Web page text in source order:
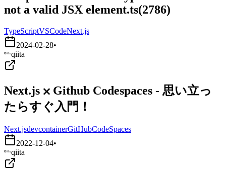
not a valid JSX element.ts(2786)
TypeScriptVSCodeNext.js
2024-02-28•
qiita
Next.js ⨉ Github Codespaces - 思い立っ
たらすぐ入門！
Next.jsdevcontainerGitHubCodeSpaces
2022-12-04•
qiita